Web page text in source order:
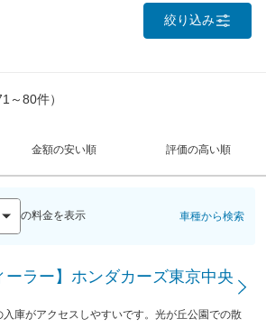
絞り込み
～80件）
金額の安い順 評価の高い順
の料金を表示 車種から検索
ーラー】ホンダカーズ東京中央
庫がアクセスしやすいです。光が丘公園での散